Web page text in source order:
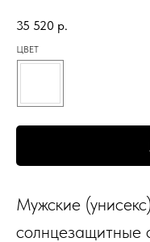
35 520 р.
ЦВЕТ
Мужские
солнцезащитные